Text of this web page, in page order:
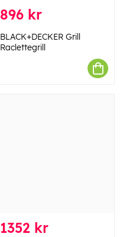
896 kr
BLACK+DECKER Grill
Raclettegrill
1352 kr